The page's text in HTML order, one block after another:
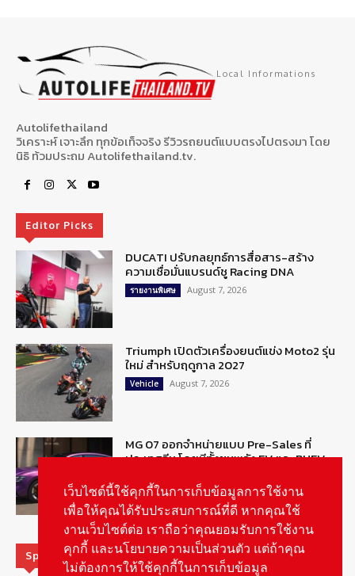
Local Informations
Autolifethailand
วิเคราะห์ เจาะลึก ทุกข้อเท็จจริง รีวิวรถยนต์แบบตรงไปตรงมา โดย
นิธิ ท้วมประถม Autolifethailand.tv.
Editor Picks
DUCATI ปรับกลยุทธ์การสื่อสาร-สร้าง
ความเชื่อมั่นแบรนด์ชู Racing DNA
รายงานพิเศษ August 7, 2026
Triumph เปิดตัวเครื่องยนต์แข่ง Moto2 รุ่น
ใหม่ สำหรับฤดูกาล 2027
Vehicle August 7, 2026
MG 07 ออกจำหน่ายแบบ Pre-Sales ที่
ประเทศจีน โดยมีทั้งขุมพลัง EV และ PHEV
Special Picks
เว็บไซต์นี้ใช้คุกกี้ในการเก็บข้อมูลการใช้งาน
เพื่อให้คุณได้รับประสบการณ์ที่ดี หากคุณใช้
งานเว็บไซต์ต่อ เราถือว่าคุณยอมรับการใช้งาน
คุกกี้ และนโยบายความเป็นส่วนตัว แต่ถ้าคุณ
ไม่ต้องการให้ใช้คุกกี้ในการเก็บข้อมูล